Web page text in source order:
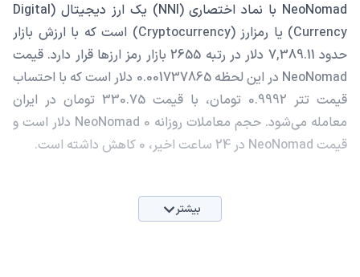
NeoNomad با نماد اختصاری (NNI) یک ارز دیجیتال (Digital
Currency) یا رمزارز (Cryptocurrency) است که با ارزش بازار
حدود 7,389.11 دلار در رتبه 2655 بازار رمز ارزها قرار دارد. قیمت
NeoNomad در این لحظه 0.001737865 دلار است که با احتساب
قیمت تتر 0.9992 تومان، با قیمت 330.75 تومان در ایران
معامله می‌شود. حجم معاملات روزانه NeoNomad 0 دلار است و
قیمت NeoNomad در 24 ساعت اخیر، 0 کاهش داشته است.
بیشتر